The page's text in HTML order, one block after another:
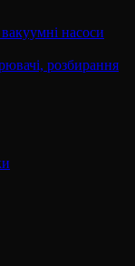
насоси
розбирання